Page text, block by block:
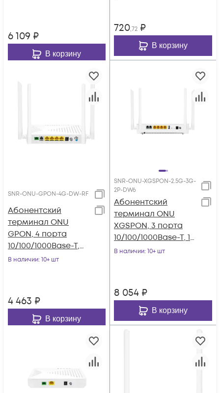
6 109 ₽
В корзину
720,72 ₽
В корзину
SNR-ONU-GPON-4G-DW-RF
Абонентский
терминал ONU
GPON, 4 порта
10/100/1000Base-T,
WiFi 2.4/5, RF
В наличии: 10+ шт
4 463 ₽
В корзину
SNR-ONU-XGSPON-2.5G-3G-
2P-DW6
Абонентский
терминал ONU
XGSPON, 3 порта
10/100/1000Base-T, 1
порт
двухдиапазонный
WiFi 6Ghz
В наличии: 10+ шт
8 054 ₽
В корзину